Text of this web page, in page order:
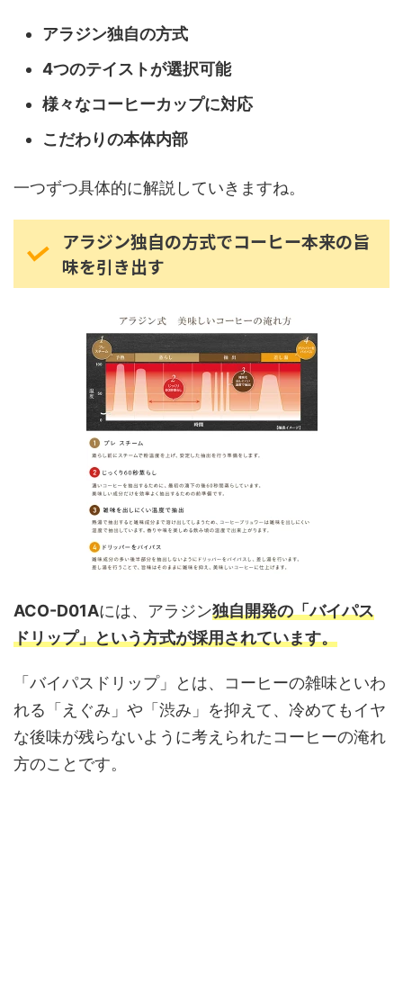
アラジン独自の方式
4つのテイストが選択可能
様々なコーヒーカップに対応
こだわりの本体内部
一つずつ具体的に解説していきますね。
アラジン独自の方式でコーヒー本来の旨
味を引き出す
ACO-D01Aには、アラジン独自開発の「バイパス
ドリップ」という方式が採用されています。
「バイパスドリップ」とは、コーヒーの雑味といわ
れる「えぐみ」や「渋み」を抑えて、冷めてもイヤ
な後味が残らないように考えられたコーヒーの淹れ
方のことです。